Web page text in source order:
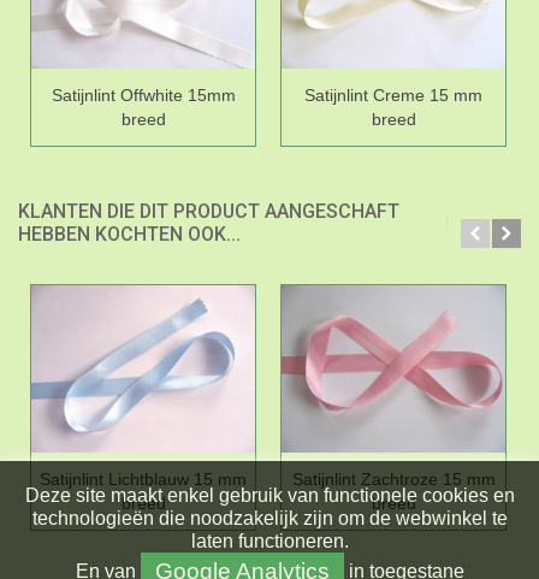
Satijnlint Offwhite 15mm
breed
Satijnlint Creme 15 mm
breed
KLANTEN DIE DIT PRODUCT AANGESCHAFT
HEBBEN KOCHTEN OOK...
Satijnlint Lichtblauw 15 mm
breed
Satijnlint Zachtroze 15 mm
breed
Deze site maakt enkel gebruik van functionele cookies en
technologieën die noodzakelijk zijn om de webwinkel te
laten functioneren.
En van Google Analytics in toegestane